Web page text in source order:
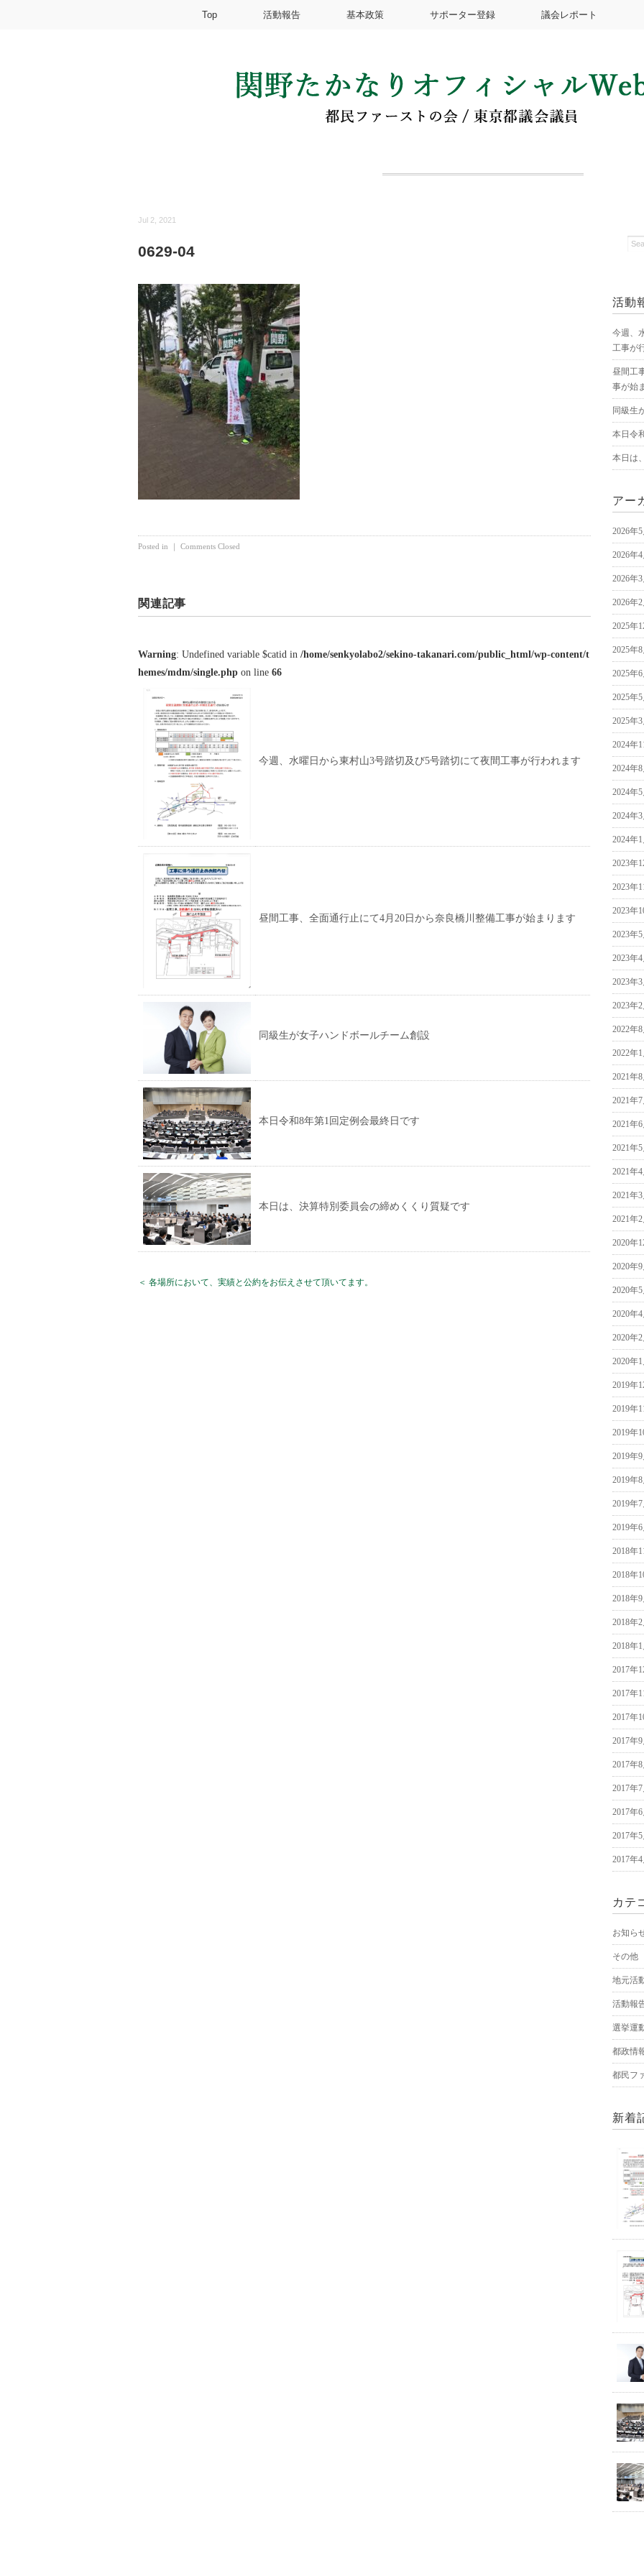
Top 活動報告 基本政策 サポーター登録 議会レポート
Jul 2, 2021
0629-04
Posted in ｜ Comments Closed
関連記事
Warning: Undefined variable $catid in /home/senkyolabo2/sekino-takanari.com/public_html/wp-content/t
hemes/mdm/single.php on line 66
今週、水曜日から東村山3号踏切及び5号踏切にて夜間工事が行われます
昼間工事、全面通行止にて4月20日から奈良橋川整備工事が始まります
同級生が女子ハンドボールチーム創設
本日令和8年第1回定例会最終日です
本日は、決算特別委員会の締めくくり質疑です
＜ 各場所において、実績と公約をお伝えさせて頂いてます。
活動
今週、
工事が
昼間工
事が始
同級生
本日令
本日は
アー
2026年5
2026年4
2026年3
2026年2
2025年
2025年8
2025年6
2025年5
2025年3
2024年
2024年8
2024年5
2024年3
2024年1
2023年
2023年
2023年
2023年5
2023年4
2023年3
2023年2
2022年8
2022年1
2021年8
2021年7
2021年6
2021年5
2021年4
2021年3
2021年2
2020年
2020年9
2020年5
2020年4
2020年2
2020年1
2019年
2019年
2019年
2019年9
2019年8
2019年7
2019年6
2018年
2018年
2018年9
2018年2
2018年1
2017年
2017年
2017年
2017年9
2017年8
2017年7
2017年6
2017年5
2017年4
カテ
お知ら
その他
地元活
活動報
選挙運
都政情
都民フ
新着